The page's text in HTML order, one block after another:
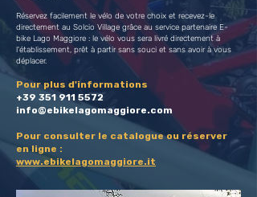
Réservez facilement le vélo de votre choix et recevez-le
directement au Solcio Village grâce au service partenaire E-
bike Lago Maggiore : le vélo vous sera livré directement à
l'établissement, prêt à partir sans souci et sans avoir à vous
déplacer.
Pour plus d'informations
+39 351 911 5572
info@ebikelagomaggiore.com
Pour consulter le catalogue ou réserver
en ligne :
www.ebikelagomaggiore.it